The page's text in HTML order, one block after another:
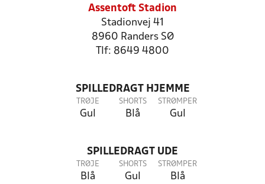
Assentoft Stadion
Stadionvej 41
8960 Randers SØ
Tlf: 8649 4800
SPILLEDRAGT HJEMME
TRØJE
Gul
SHORTS
Blå
STRØMPER
Gul
SPILLEDRAGT UDE
TRØJE
Blå
SHORTS
Gul
STRØMPER
Blå